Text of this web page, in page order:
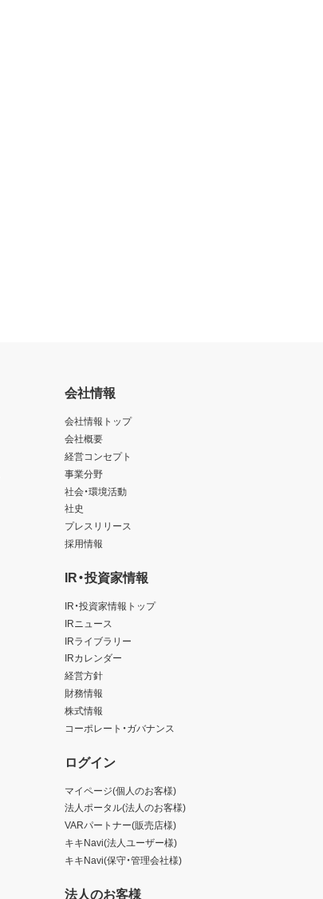
会社情報
会社情報トップ
会社概要
経営コンセプト
事業分野
社会・環境活動
社史
プレスリリース
採用情報
IR・投資家情報
IR・投資家情報トップ
IRニュース
IRライブラリー
IRカレンダー
経営方針
財務情報
株式情報
コーポレート・ガバナンス
ログイン
マイページ(個人のお客様)
法人ポータル(法人のお客様)
VARパートナー(販売店様)
キキNavi(法人ユーザー様)
キキNavi(保守・管理会社様)
法人のお客様